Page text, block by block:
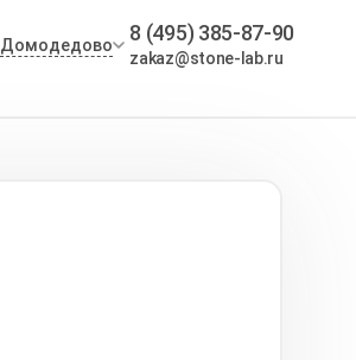
Домодедово 8 (495) 385-87-90
zakaz@stone-lab.ru